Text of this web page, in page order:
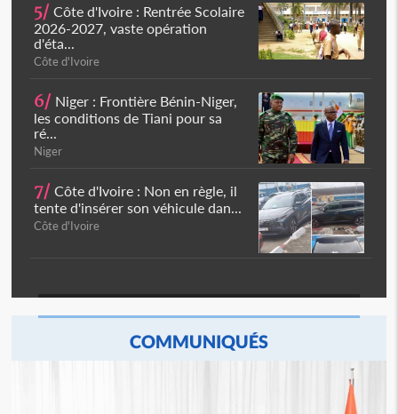
5/ Côte d'Ivoire : Rentrée Scolaire
2026-2027, vaste opération
d'éta...
Côte d'Ivoire
6/ Niger : Frontière Bénin-Niger,
les conditions de Tiani pour sa
ré...
Niger
7/ Côte d'Ivoire : Non en règle, il
tente d'insérer son véhicule dan...
Côte d'Ivoire
COMMUNIQUÉS